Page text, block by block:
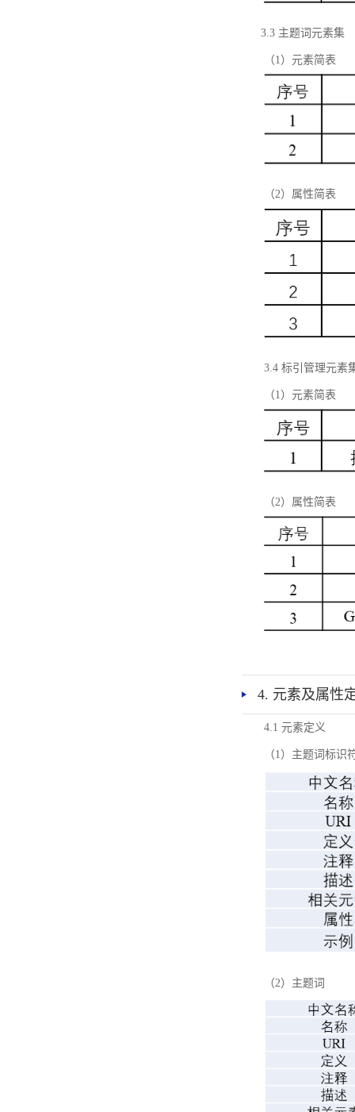
3.3 主题词元素集
（1）元素简表
（2）属性简表
3.4 标引管理元素
（1）元素简表
（2）属性简表
4. 元素及属性
4.1 元素定义
（1）主题词标识
（2）主题词